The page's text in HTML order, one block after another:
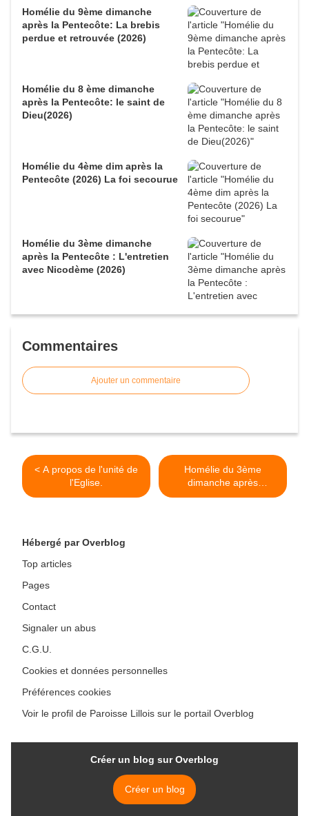
Homélie du 9ème dimanche
après la Pentecôte: La brebis
perdue et retrouvée (2026)
Homélie du 8 ème dimanche
après la Pentecôte: le saint de
Dieu(2026)
Homélie du 4ème dim après la
Pentecôte (2026) La foi secourue
Homélie du 3ème dimanche
après la Pentecôte : L'entretien
avec Nicodème (2026)
Commentaires
Ajouter un commentaire
< A propos de l'unité de
l'Eglise.
Homélie du 3ème
dimanche après
l'Epiphanie: La Foi et la
Hébergé par Overblog
Top articles
Pages
Contact
Signaler un abus
C.G.U.
Cookies et données personnelles
Préférences cookies
Voir le profil de Paroisse Lillois sur le portail Overblog
Créer un blog sur Overblog
Créer un blog